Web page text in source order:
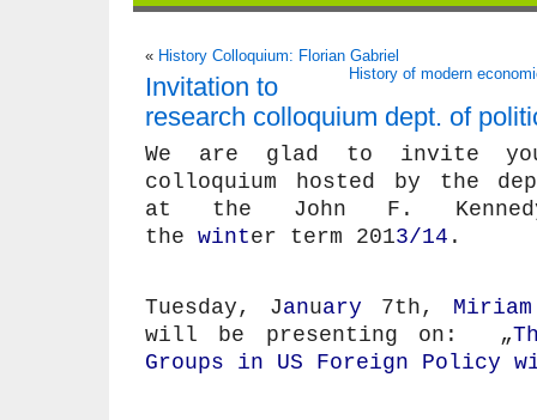
« History Colloquium: Florian Gabriel
History of modern
Invitation to
research colloquium dept. of
We are glad to invite
colloquium hosted by the
at the John F.
the winter term 2013/14 .
Tuesday, January 7th,
will be presenting on: „
Groups in US Foreign Policy